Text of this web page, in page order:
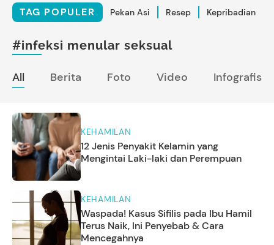
TAG POPULER Pekan Asi Resep Kepribadian
#infeksi menular seksual
All Berita Foto Video Infografis
KEHAMILAN
12 Jenis Penyakit Kelamin yang
Mengintai Laki-laki dan Perempuan
KEHAMILAN
Waspada! Kasus Sifilis pada Ibu Hamil
Terus Naik, Ini Penyebab & Cara
Mencegahnya